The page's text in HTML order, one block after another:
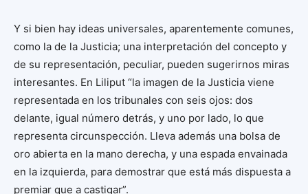
Y si bien hay ideas universales, aparentemente comunes,
como la de la Justicia; una interpretación del concepto y
de su representación, peculiar, pueden sugerirnos miras
interesantes. En Liliput “la imagen de la Justicia viene
representada en los tribunales con seis ojos: dos
delante, igual número detrás, y uno por lado, lo que
representa circunspección. Lleva además una bolsa de
oro abierta en la mano derecha, y una espada envainada
en la izquierda, para demostrar que está más dispuesta a
premiar que a castigar”.